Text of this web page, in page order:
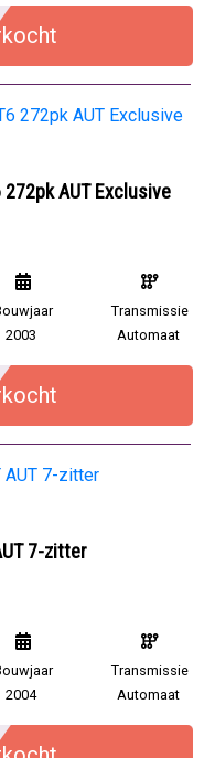
272pk AUT Exclusive
2003
Transmissie
Automaat
7-zitter
2004
Transmissie
Automaat